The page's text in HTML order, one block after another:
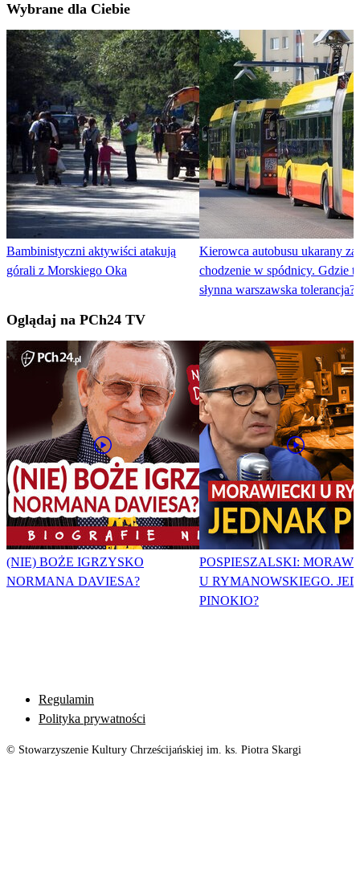
Wybrane dla Ciebie
Bambinistyczni aktywiści atakują
górali z Morskiego Oka
Kierowca autobusu ukarany
chodzenie w spódnicy. Gdzie ta
słynna warszawska tolerancja?
Oglądaj na PCh24 TV
(NIE) BOŻE IGRZYSKO
NORMANA DAVIESA?
POSPIESZALSKI:
U RYMANOWSKIEGO.
PINOKIO?
Regulamin
Polityka prywatności
© Stowarzyszenie Kultury Chrześcijańskiej im. ks. Piotra Skargi